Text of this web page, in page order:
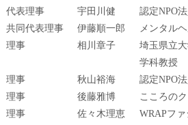
代表理事 宇田川健
認定NPO
共同代表理事
伊藤順一郎
メンタル
理事
相川章子
埼玉県立
学科教授
理事
秋山裕海
認定NPO
理事
後藤雅博
こころの
理事
佐々木理恵
WRAPフ